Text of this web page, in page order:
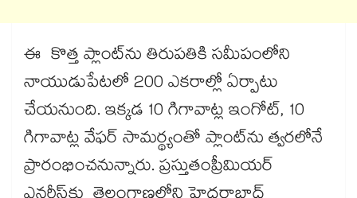
ఈ కొత్త ప్లాంట్‌‌‌‌ను తిరుపతికి సమీపంలోని
నాయుడుపేటలో 200 ఎకరాల్లో ఏర్పాటు
చేయనుంది. ఇక్కడ 10 గిగావాట్ల ఇంగోట్, 10
గిగావాట్ల వేఫర్ సామర్థ్యంతో ప్లాంట్‌‌‌‌ను త్వరలోనే
ప్రారంభించనున్నారు. ప్రస్తుతంప్రీమియర్